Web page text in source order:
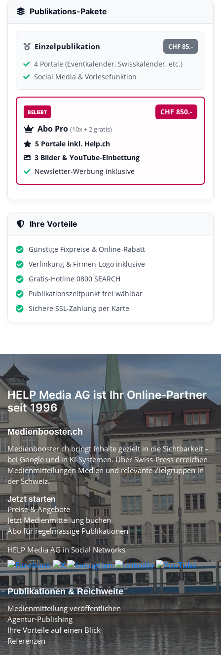
Publikations-Pakete
Einzelpublikation CHF 85.-
4 Portale (Eventkalender, Swisskalender, etc.)
Social Media & Vorlesefunktion
BELIEBT CHF 850.-
Abo Pro (10x + 2 gratis)
5 Portale inkl. Help.ch
3 Bilder & YouTube-Einbettung
Newsletter-Werbung inklusive
Ihre Vorteile
Günstige Fixpreise & Online-Rabatt
Verlinkung & Firmen-Logo inklusive
Gratis-Hotline 0800 SEARCH
Publikationszeitpunkt frei wählbar
Sichere SSL-Zahlung per Karte
HELP Media AG ist Ihr Online-Partner
seit 1996
Medienbooster.ch
Medienbooster.ch bringt Inhalte gezielt in die Sichtbarkeit –
bei Google und in KI-Systemen. Über Swiss-Press erreichen
Medienmitteilungen Medien und relevante Zielgruppen in
der Schweiz.
Jetzt starten
Preise & Angebote
Jetzt Medienmitteilung buchen
Abo für regelmässige Publikationen
HELP Media AG in Social Networks
Publikationen & Reichweite
Medienmitteilung veröffentlichen
Agentur-Publishing
Ihre Vorteile auf einen Blick
Referenzen